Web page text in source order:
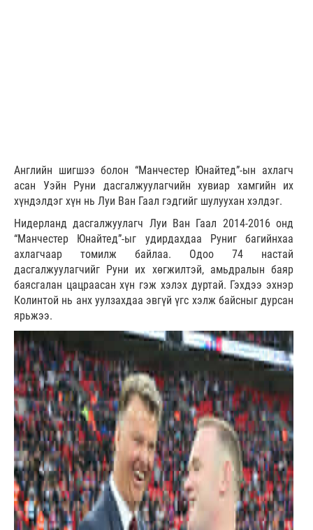
Английн шигшээ болон “Манчестер Юнайтед”-ын ахлагч
асан Уэйн Руни дасгалжуулагчийн хувиар хамгийн их
хүндэлдэг хүн нь Луи Ван Гаал гэдгийг шулуухан хэлдэг.
Нидерланд дасгалжуулагч Луи Ван Гаал 2014-2016 онд
“Манчестер Юнайтед”-ыг удирдахдаа Руниг багийнхаа
ахлагчаар томилж байлаа. Одоо 74 настай
дасгалжуулагчийг Руни их хөгжилтэй, амьдралын баяр
баясгалан цацраасан хүн гэж хэлэх дуртай. Гэхдээ эхнэр
Колинтой нь анх уулзахдаа эвгүй үгс хэлж байсныг дурсан
ярьжээ.